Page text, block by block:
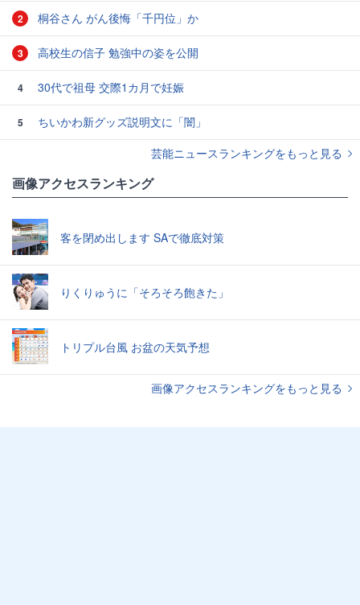
2 桐谷さん がん後悔「千円位」か
3 高校生の信子 勉強中の姿を公開
4 30代で祖母 交際1カ月で妊娠
5
ちいかわ新グッズ説明文に「闇」
芸能ニュースランキングをもっと見る
画像アクセスランキング
客を閉め出します SAで徹底対策
りくりゅうに「そろそろ飽きた」
トリプル台風 お盆の天気予想
画像アクセスランキングをもっと見る